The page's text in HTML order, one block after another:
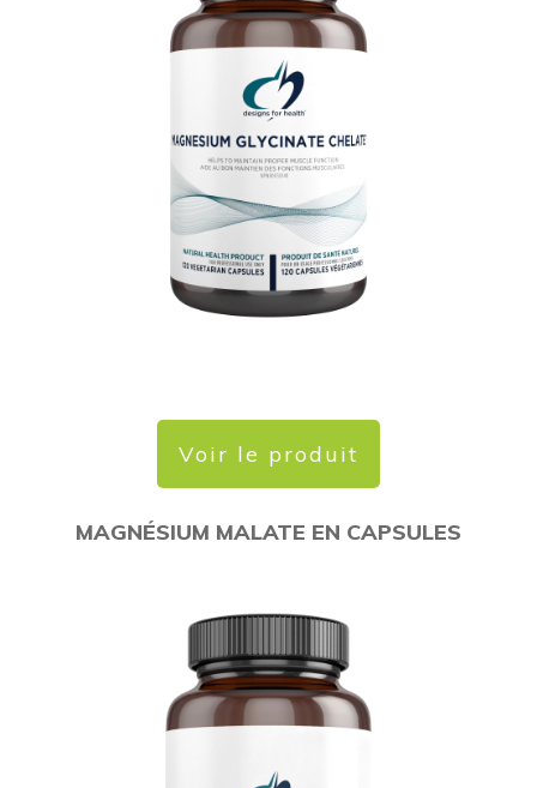
Voir le produit
MAGNÉSIUM MALATE EN CAPSULES